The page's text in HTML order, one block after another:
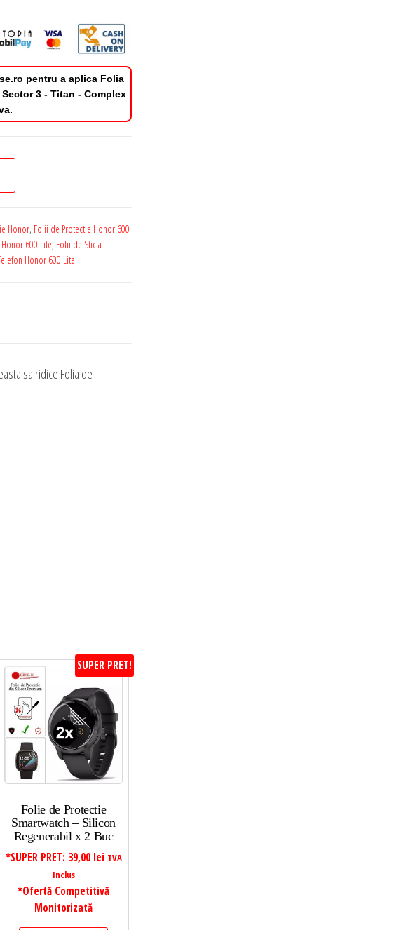
pentru a aplica Folia
3 - Titan - Complex
Honor, Folii de Protectie Honor 600
600 Lite, Folii de Sticla
Honor 600 Lite
sa ridice Folia de
SUPER PRET!
Folie de Protectie
Smartwatch – Silicon
Regenerabil x 2 Buc
*SUPER PRET: 39,00 lei TVA
Inclus
*Ofertă Competitivă
Monitorizată